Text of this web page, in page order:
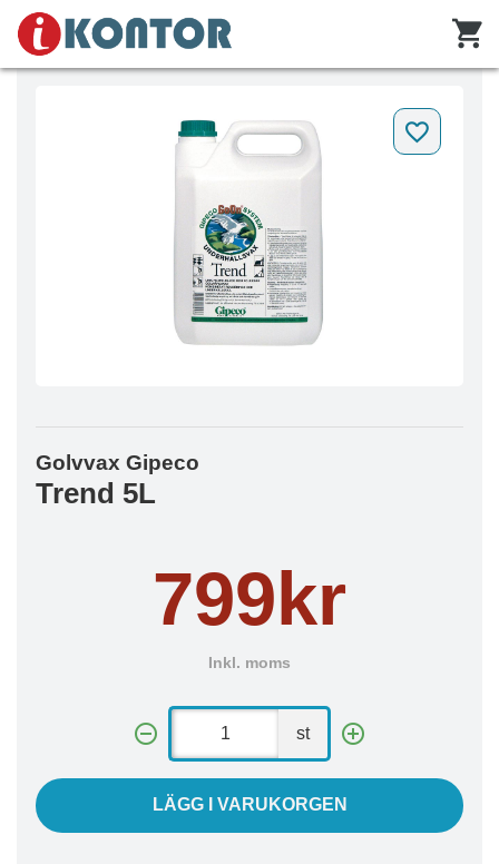
Golvvax Gipeco
Trend 5L
799kr
Inkl. moms
st
LÄGG I VARUKORGEN